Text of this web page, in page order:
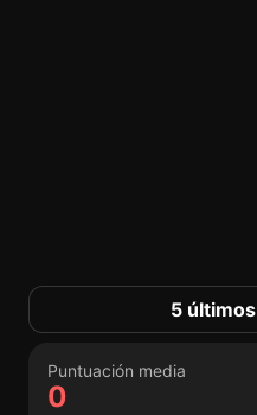
5 últimos
Puntuación media
0